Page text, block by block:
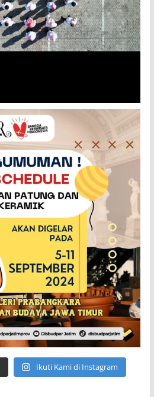
Ikuti Kami di Instagram